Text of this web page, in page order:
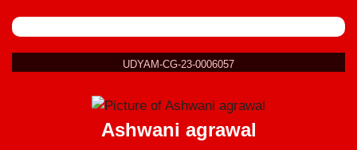
UDYAM-CG-23-0006057
Ashwani agrawal